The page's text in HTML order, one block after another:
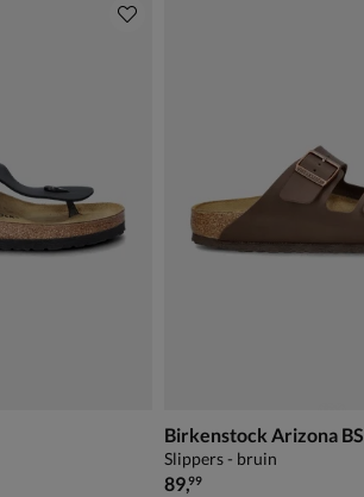
Birkenstock Arizona BS
Slippers - bruin
€ 89,99
89,99